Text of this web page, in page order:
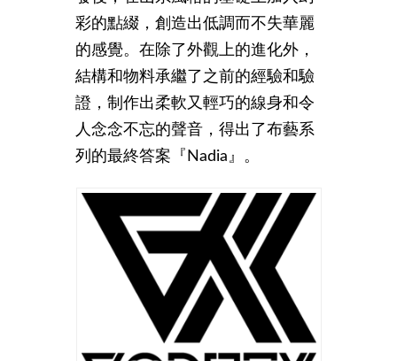
彩的點綴，創造出低調而不失華麗
的感覺。在除了外觀上的進化外，
結構和物料承繼了之前的經驗和驗
證，制作出柔軟又輕巧的線身和令
人念念不忘的聲音，得出了布藝系
列的最終答案『Nadia』。